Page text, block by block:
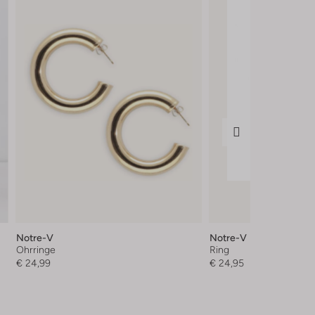
Notre-V
Ohrringe
€ 24,99
Notre-V
Ring
€ 24,95